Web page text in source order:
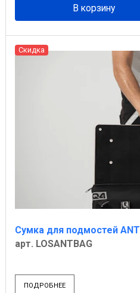
В корзину
Скидка
Сумка для подмостей ANT
арт. LOSANTBAG
ПОДРОБНЕЕ